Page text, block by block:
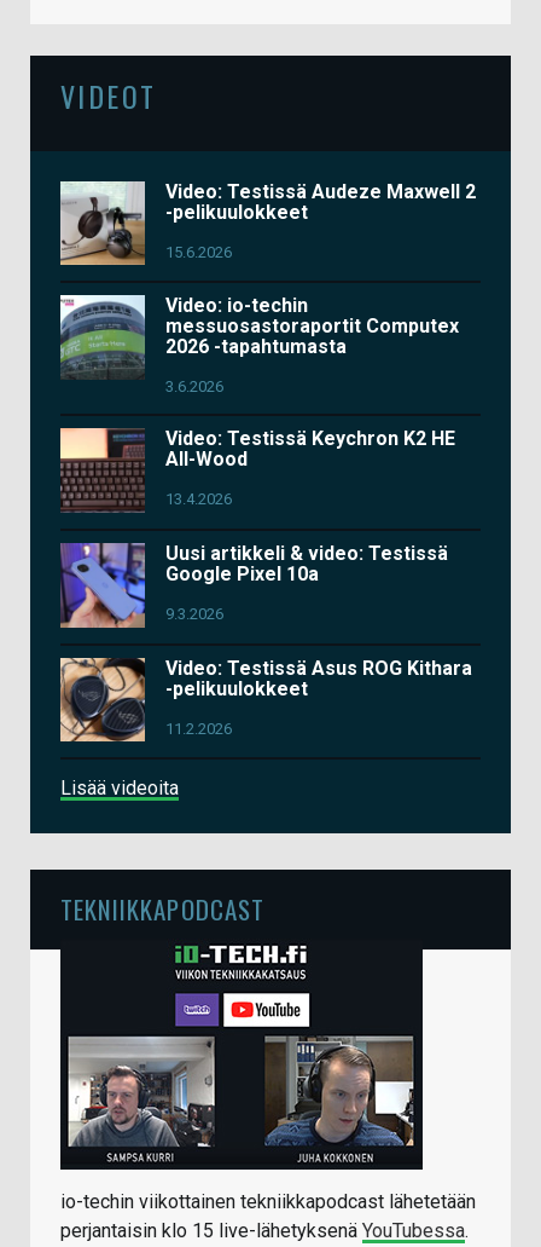
VIDEOT
Video: Testissä Audeze Maxwell 2
-pelikuulokkeet
15.6.2026
Video: io-techin
messuosastoraportit Computex
2026 -tapahtumasta
3.6.2026
Video: Testissä Keychron K2 HE
All-Wood
13.4.2026
Uusi artikkeli & video: Testissä
Google Pixel 10a
9.3.2026
Video: Testissä Asus ROG Kithara
-pelikuulokkeet
11.2.2026
Lisää videoita
TEKNIIKKAPODCAST
io-techin viikottainen tekniikkapodcast lähetetään
perjantaisin klo 15 live-lähetyksenä YouTubessa.